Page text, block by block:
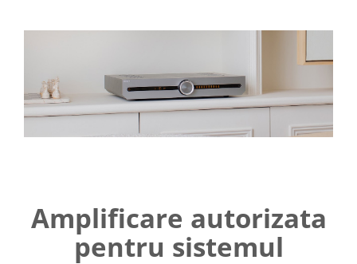
Amplificare autorizata
pentru sistemul